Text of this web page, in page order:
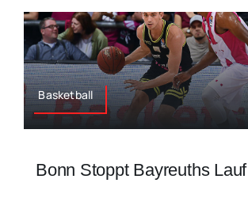
Basketball
Bonn Stoppt Bayreuths Lauf